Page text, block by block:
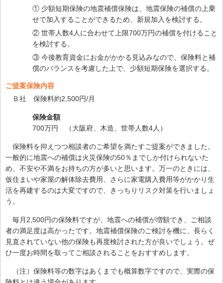
① 少額短期保険の地震補償保険は、地震保険の補償の上乗
せで加入することができるため、新規加入を検討する。
② 世帯人数4人に合わせて上限700万円の補償を付けること
を検討する。
③ 今後教育資金にお金がかかる見込みなので、保険料と補
償のバランスを考慮した上で、少額短期保険を選択する。
ご提案保険内容
Ｂ社 保険料約2,500円/月
保険金額
700万円 （大阪府、木造、世帯人数4人）
保険料を抑えつつ相談者のご希望を満たすご提案ができました。
一般的に地震への補償は火災保険の50％までしか付けられないた
め、不安や不満をお持ちの方が多いと思います。万一のときには、
仮住まいや家屋の解体除去費用、さらに家電購入費用等がかかり生
活を再建するのは大変ですので、きっちりリスク対策を行いましょ
う。
毎月2,500円の保険料ですが、地震への補償が増額でき、ご相談
者の満足度は高かったです。地震補償保険のご検討を機に、長らく
見直されていない他の保険も再度検討された方が良いでしょう。ぜ
ひ一度お時間を取ってご相談されることをおすすめします。
（注）保険料等の数字はあくまでも概算数字ですので、実際の保